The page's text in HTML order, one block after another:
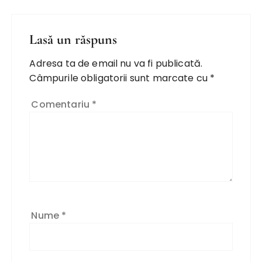
Lasă un răspuns
Adresa ta de email nu va fi publicată.
Câmpurile obligatorii sunt marcate cu *
Comentariu *
Nume *